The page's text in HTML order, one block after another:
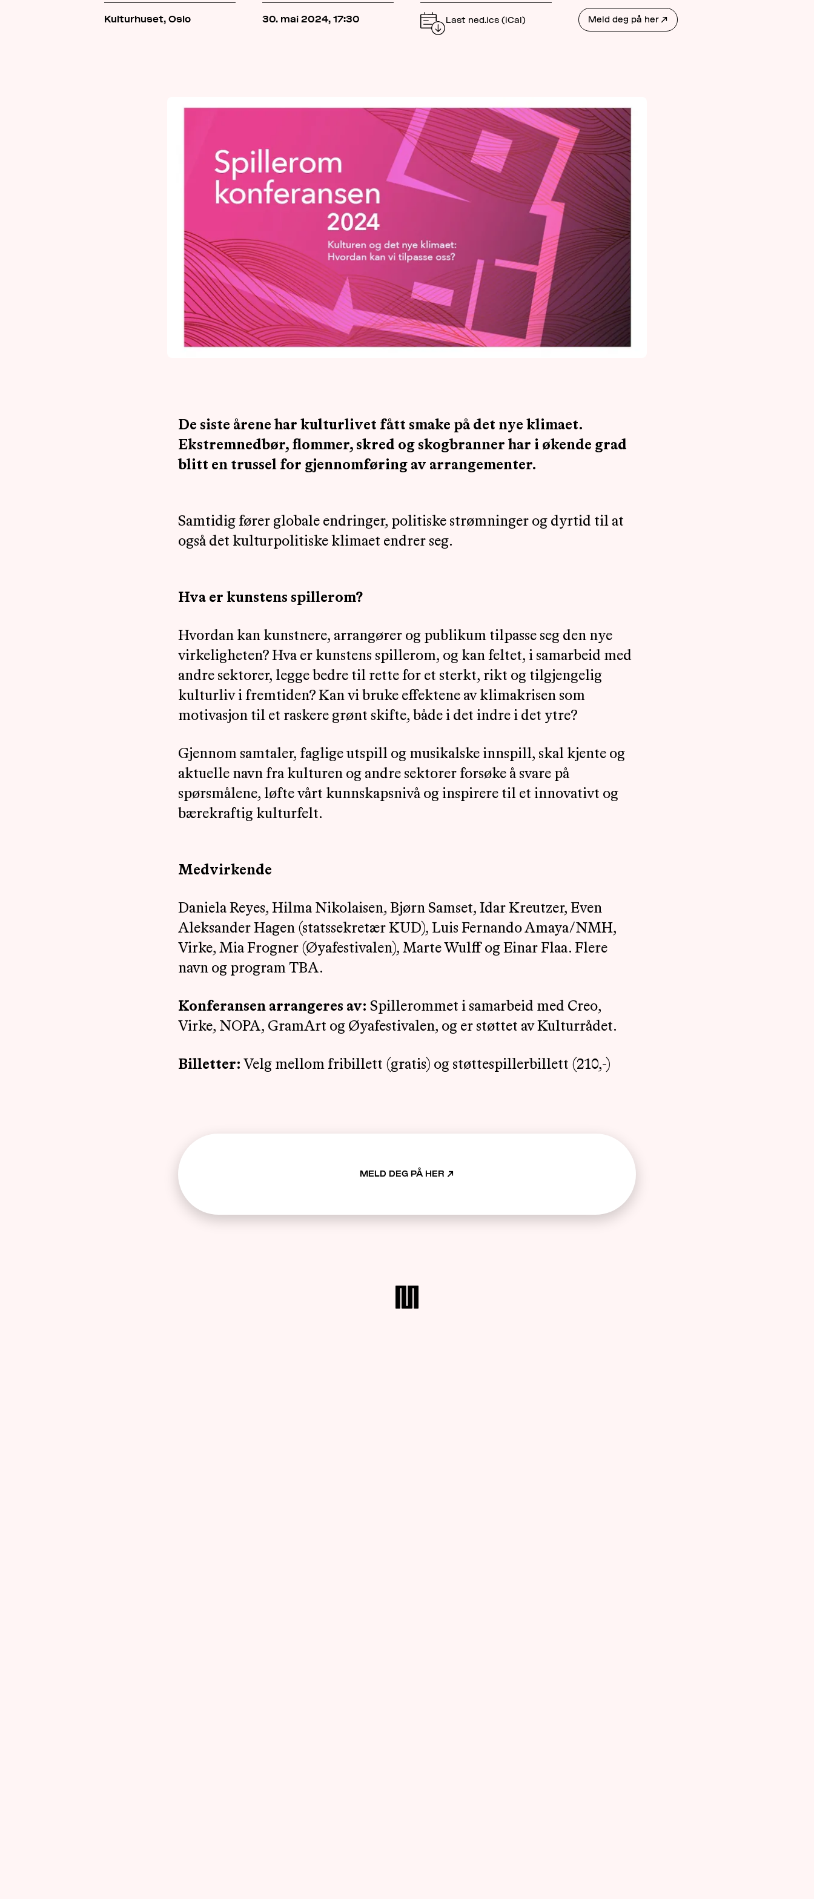
Kulturhuset, Oslo 30. mai 2024, 17:30 Last ned.ics (iCal) Meld deg på her ↗
De siste årene har kulturlivet fått smake på det nye klimaet.
Ekstremnedbør, flommer, skred og skogbranner har i økende grad
blitt en trussel for gjennomføring av arrangementer.
Samtidig fører globale endringer, politiske strømninger og dyrtid til at
også det kulturpolitiske klimaet endrer seg.
Hva er kunstens spillerom?
Hvordan kan kunstnere, arrangører og publikum tilpasse seg den nye
virkeligheten? Hva er kunstens spillerom, og kan feltet, i samarbeid med
andre sektorer, legge bedre til rette for et sterkt, rikt og tilgjengelig
kulturliv i fremtiden? Kan vi bruke effektene av klimakrisen som
motivasjon til et raskere grønt skifte, både i det indre i det ytre?
Gjennom samtaler, faglige utspill og musikalske innspill, skal kjente og
aktuelle navn fra kulturen og andre sektorer forsøke å svare på
spørsmålene, løfte vårt kunnskapsnivå og inspirere til et innovativt og
bærekraftig kulturfelt.
Medvirkende
Daniela Reyes, Hilma Nikolaisen, Bjørn Samset, Idar Kreutzer, Even
Aleksander Hagen (statssekretær KUD), Luis Fernando Amaya/NMH,
Virke, Mia Frogner (Øyafestivalen), Marte Wulff og Einar Flaa. Flere
navn og program TBA.
Konferansen arrangeres av: Spillerommet i samarbeid med Creo,
Virke, NOPA, GramArt og Øyafestivalen, og er støttet av Kulturrådet.
Billetter: Velg mellom fribillett (gratis) og støttespillerbillett (210,-)
MELD DEG PÅ HER ↗